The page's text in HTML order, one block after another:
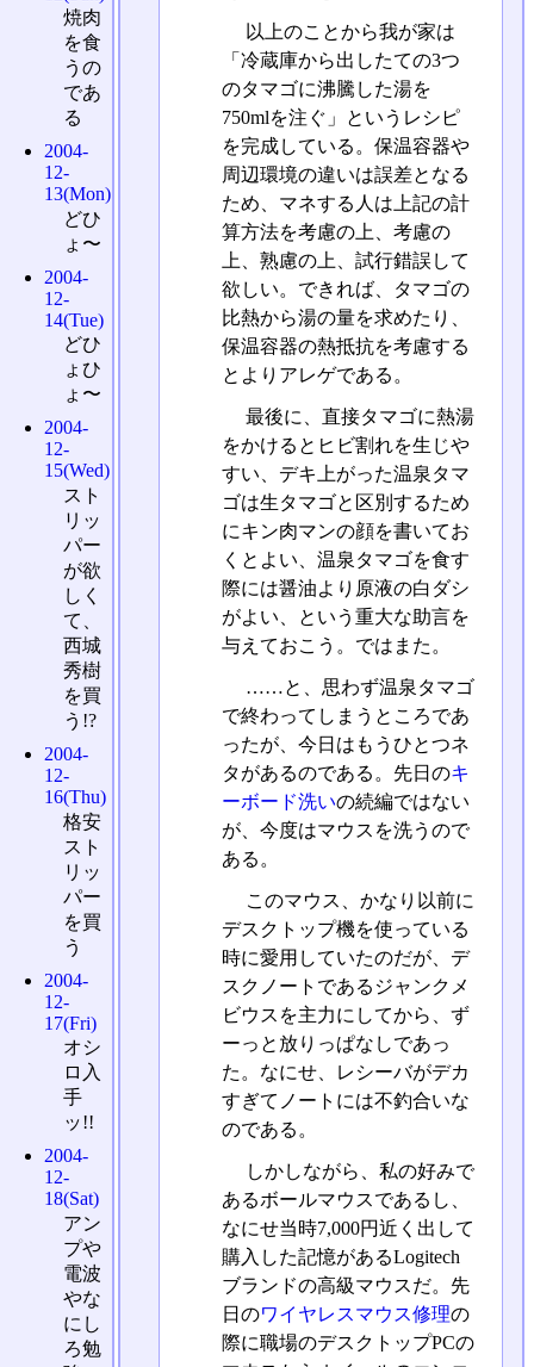
以上のことから我が家は
「冷蔵庫から出したての3つ
のタマゴに沸騰した湯を
750mlを注ぐ」というレシピ
を完成している。保温容器や
周辺環境の違いは誤差となる
ため、マネする人は上記の計
算方法を考慮の上、考慮の
上、熟慮の上、試行錯誤して
欲しい。できれば、タマゴの
比熱から湯の量を求めたり、
保温容器の熱抵抗を考慮する
とよりアレゲである。
最後に、直接タマゴに熱湯
をかけるとヒビ割れを生じや
すい、デキ上がった温泉タマ
ゴは生タマゴと区別するため
にキン肉マンの顔を書いてお
くとよい、温泉タマゴを食す
際には醤油より原液の白ダシ
がよい、という重大な助言を
与えておこう。ではまた。
……と、思わず温泉タマゴ
で終わってしまうところであ
ったが、今日はもうひとつネ
タがあるのである。先日のキ
ーボード洗いの続編ではない
が、今度はマウスを洗うので
ある。
このマウス、かなり以前に
デスクトップ機を使っている
時に愛用していたのだが、デ
スクノートであるジャンクメ
ビウスを主力にしてから、ず
ーっと放りっぱなしであっ
た。なにせ、レシーバがデカ
すぎてノートには不釣合いな
のである。
しかしながら、私の好みで
あるボールマウスであるし、
なにせ当時7,000円近く出して
購入した記憶があるLogitech
ブランドの高級マウスだ。先
日のワイヤレスマウス修理の
際に職場のデスクトップPCの
焼肉
を食
うの
であ
る
2004-
12-
13(Mon)
どひ
ょ〜
2004-
12-
14(Tue)
どひ
ょひ
ょ〜
2004-
12-
15(Wed)
スト
リッ
パー
が欲
しく
て、
西城
秀樹
を買
う!?
2004-
12-
16(Thu)
格安
スト
リッ
パー
を買
う
2004-
12-
17(Fri)
オシ
ロ入
手
ッ!!
2004-
12-
18(Sat)
アン
プや
電波
やな
にし
ろ勉